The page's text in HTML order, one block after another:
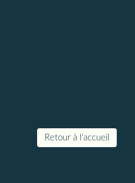
Retour à l'accueil